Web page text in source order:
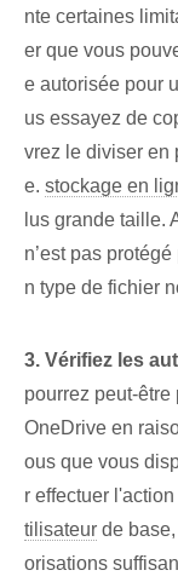
nte certaines
er que vous
e autorisée pour
us essayez de
vrez le diviser en
e. stockage en
lus grande taille.
n’est pas protégé
n type de fichier
3. Vérifiez les
pourrez peut-
OneDrive en
ous que vous
r effectuer
tilisateur de
orisations